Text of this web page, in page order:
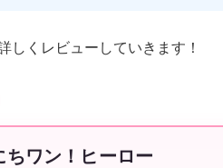
しくレビューしていきます！
ちワン！ヒーロー